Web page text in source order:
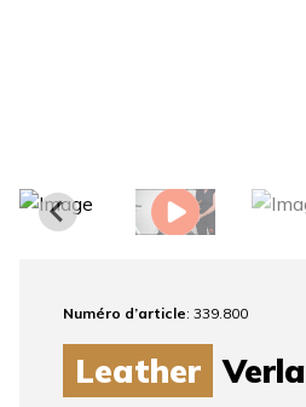
Numéro d’article: 339.800
Leather Verla